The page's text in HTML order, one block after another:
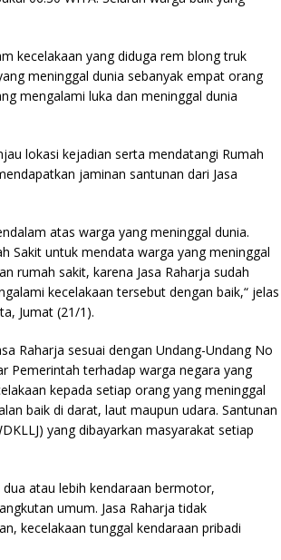
kecelakaan yang diduga rem blong truk
meninggal dunia sebanyak empat orang
mengalami luka dan meninggal dunia
lokasi kejadian serta mendatangi Rumah
jaminan santunan dari Jasa
atas warga yang meninggal dunia.
Sakit untuk mendata warga yang meninggal
rumah sakit, karena Jasa Raharja sudah
kecelakaan tersebut dengan baik,“ jelas
Jumat (21/1).
Raharja sesuai dengan Undang-Undang No
Pemerintah terhadap warga negara yang
kepada setiap orang yang meninggal
baik di darat, laut maupun udara. Santunan
yang dibayarkan masyarakat setiap
dua atau lebih kendaraan bermotor,
umum. Jasa Raharja tidak
kecelakaan tunggal kendaraan pribadi